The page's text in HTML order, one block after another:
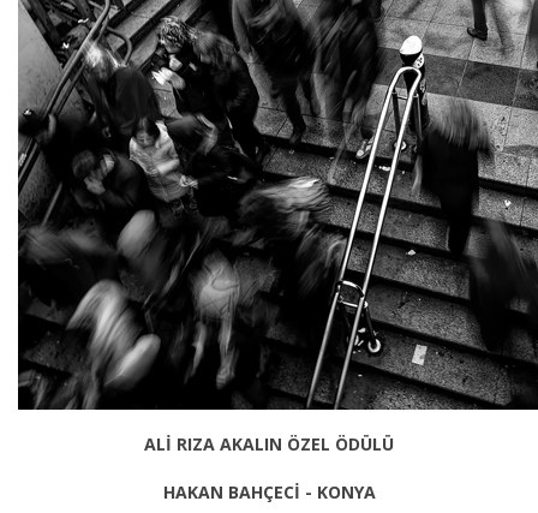
ALİ RIZA AKALIN ÖZEL ÖDÜLÜ
HAKAN BAHÇECİ - KONYA